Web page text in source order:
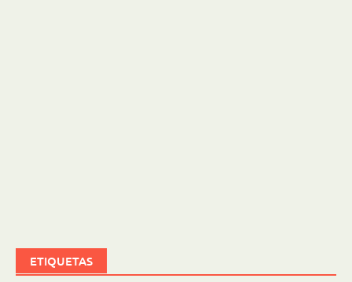
ETIQUETAS